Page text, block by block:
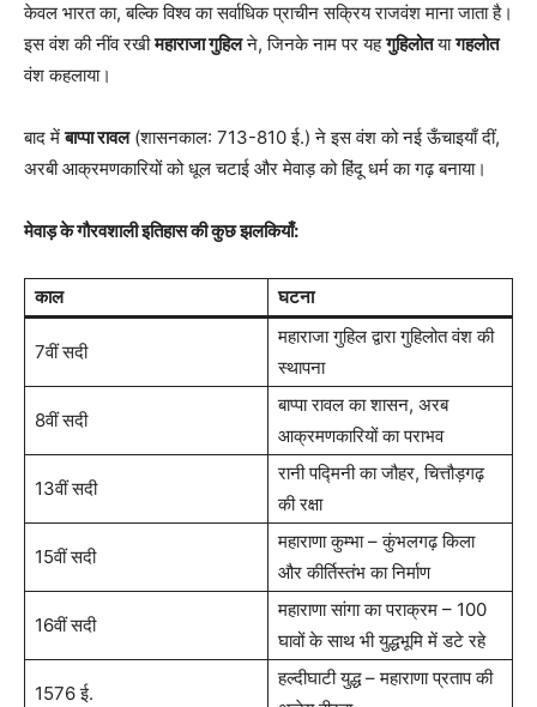
केवल भारत का, बल्कि विश्व का सर्वाधिक प्राचीन सक्रिय राजवंश माना जाता है।
इस वंश की नींव रखीमहाराजा गुहिलने, जिनके नाम पर यहगुहिलोतयागहलोत
वंश कहलाया।
बाद मेंबाप्पा रावल(शासनकाल: 713-810 ई.) ने इस वंश को नई ऊँचाइयाँ दीं,
अरबी आक्रमणकारियों को धूल चटाई और मेवाड़ को हिंदू धर्म का गढ़ बनाया।
मेवाड़ के गौरवशाली इतिहास की कुछ झलकियाँ:
काल घटना
7वीं सदी
महाराजा गुहिल द्वारा गुहिलोत वंश की
स्थापना
8वीं सदी
बाप्पा रावल का शासन, अरब
आक्रमणकारियों का पराभव
13वीं सदी
रानी पद्मिनी का जौहर, चित्तौड़गढ़
की रक्षा
15वीं सदी
महाराणा कुम्भा – कुंभलगढ़ किला
और कीर्तिस्तंभ का निर्माण
16वीं सदी
महाराणा सांगा का पराक्रम – 100
घावों के साथ भी युद्धभूमि में डटे रहे
1576 ई.
हल्दीघाटी युद्ध – महाराणा प्रताप की